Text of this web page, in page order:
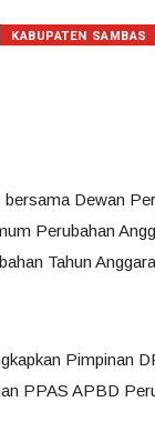
KABUPATEN SAMBAS
Dewan
Perubahan
Tahun
Pimpinan
PPAS APBD